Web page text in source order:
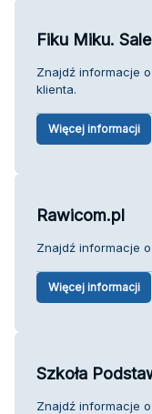
Fiku Miku.
Znajdź informacje o
klienta.
Więcej informacji
Rawicom.pl
Znajdź informacje
Więcej informacji
Szkoła
Znajdź informacje